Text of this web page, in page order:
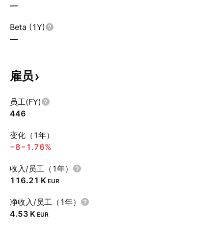
—
Beta (1Y)
—
雇员
员工(FY)
446
变化（1年）
−8−1.76%
收入/员工（1年）
‪116.21 K‬ EUR
净收入/员工（1年）
‪4.53 K‬ EUR